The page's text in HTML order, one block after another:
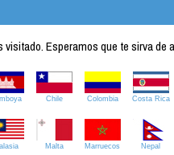
Esperamos que te sirva de
Chile Colombia Costa Rica
Malta Marruecos Nepal